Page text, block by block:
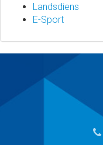
Landsdiens
E-Sport